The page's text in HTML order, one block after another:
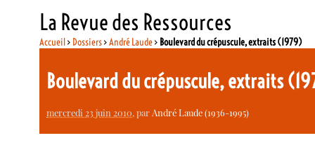
La Revue des Ressources
Accueil> Dossiers>André Laude> Boulevard du crépuscule, extraits (1979)
Boulevard du crépuscule, extraits
mercredi 23 juin 2010, parAndré Laude (1936-1995)